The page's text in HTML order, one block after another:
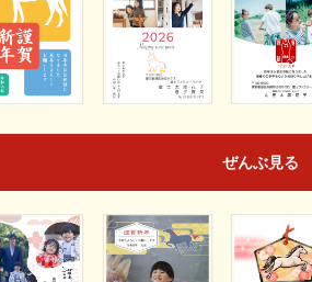
ぜんぶ見る